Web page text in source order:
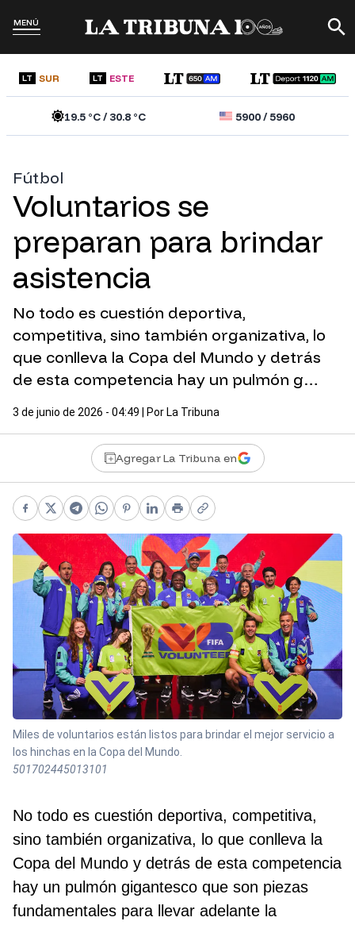
MENÚ
LT SUR LT ESTE
19.5°C /30.8°C 5900/5960
Fútbol
Voluntarios se
preparan para brindar
asistencia
No todo es cuestión deportiva,
competitiva, sino también organizativa, lo
que conlleva la Copa del Mundo y detrás
de esta competencia hay un pulmón g…
3 de junio de 2026 - 04:49 | Por La Tribuna
Agregar La Tribuna en
Facebook
X Telegram
WhatsApp
Pinterest
LinkedIn
PrintCopy link
Miles de voluntarios están listos para brindar el mejor servicio a
los hinchas en la Copa del Mundo.
501702445013101
No todo es cuestión deportiva, competitiva,
sino también organizativa, lo que conlleva la
Copa del Mundo y detrás de esta competencia
hay un pulmón gigantesco que son piezas
fundamentales para llevar adelante la